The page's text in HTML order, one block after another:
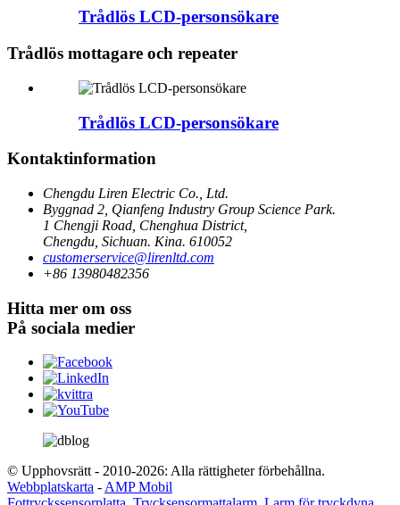
Trådlös LCD-personsökare
Trådlös mottagare och repeater
Trådlös LCD-personsökare
Kontaktinformation
Chengdu Liren Electric Co., Ltd.
Byggnad 2, Qianfeng Industry Group Science Park.
1 Chengji Road, Chenghua District,
Chengdu, Sichuan. Kina. 610052
customerservice@lirenltd.com
+86 13980482356
Hitta mer om oss
På sociala medier
© Upphovsrätt - 2010-2026: Alla rättigheter förbehållna.
Webbplatskarta - AMP Mobil